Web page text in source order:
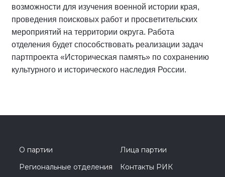
возможности для изучения военной истории края,
проведения поисковых работ и просветительских
мероприятий на территории округа. Работа
отделения будет способствовать реализации задач
партпроекта «Историческая память» по сохранению
культурного и исторического наследия России.
О партии
Лица партии
Региональные отделения
Контакты РИК